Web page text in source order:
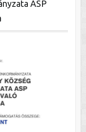
ASP